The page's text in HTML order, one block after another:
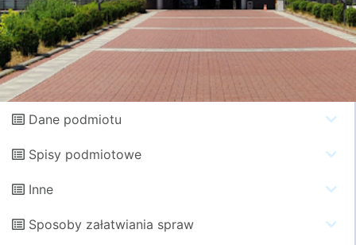
Dane podmiotu
Spisy podmiotowe
Inne
Sposoby załatwiania spraw